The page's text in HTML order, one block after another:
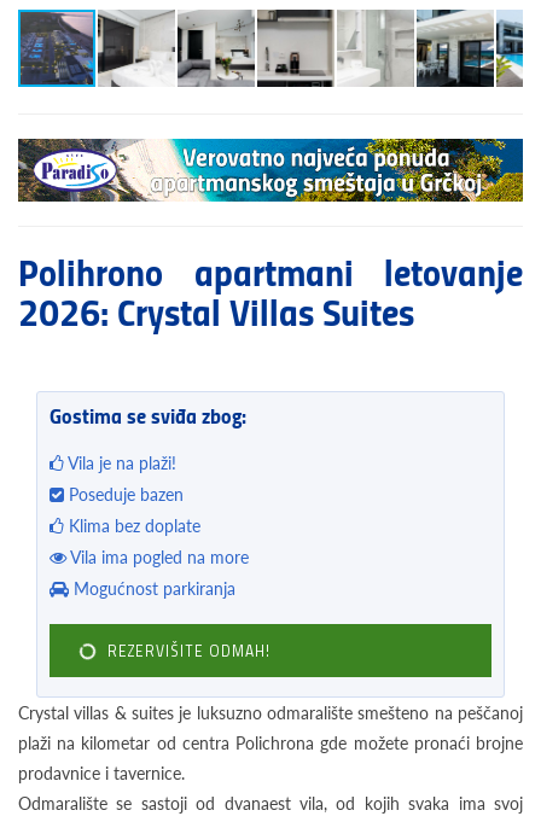
Polihrono apartmani letovanje
2026: Crystal Villas Suites
Gostima se sviđa zbog:
Vila je na plaži!
Poseduje bazen
Klima bez doplate
Vila ima pogled na more
Mogućnost parkiranja
REZERVIŠITE ODMAH!
Crystal villas & suites je luksuzno odmaralište smešteno na peščanoj
plaži na kilometar od centra Polichrona gde možete pronaći brojne
prodavnice i tavernice.
Odmaralište se sastoji od dvanaest vila, od kojih svaka ima svoj